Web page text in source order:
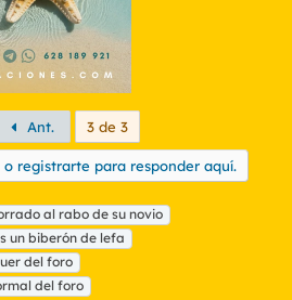
Ant. 3 de 3
registrarte para responder aquí.
al rabo de su novio
un biberón de lefa
del foro
del foro